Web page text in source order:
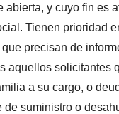
abierta, y cuyo fin es
Tienen prioridad
precisan de
aquellos solicitantes
a su cargo, o
de suministro o